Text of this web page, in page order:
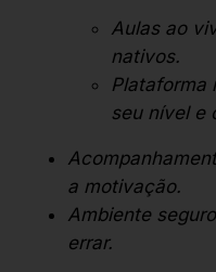
Aulas ao
nativos.
Plataforma
seu nível e
a motivação.
Ambiente
errar.